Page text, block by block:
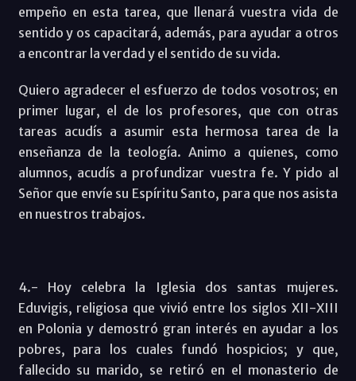
empeño en esta tarea, que llenará vuestra vida de
sentido y os capacitará, además, para ayudar a otros
a encontrar la verdad y el sentido de su vida.
Quiero agradecer el esfuerzo de todos vosotros; en
primer lugar, el de los profesores, que con otras
tareas acudís a asumir esta hermosa tarea de la
enseñanza de la teología. Animo a quienes, como
alumnos, acudís a profundizar vuestra fe. Y pido al
Señor que envíe su Espíritu Santo, para que nos asista
en nuestros trabajos.
4.- Hoy celebra la Iglesia dos santas mujeres.
Eduvigis, religiosa que vivió entre los siglos XII-XIII
en Polonia y demostró gran interés en ayudar a los
pobres, para los cuales fundó hospicios; y que,
fallecido su marido, se retiró en el monasterio de